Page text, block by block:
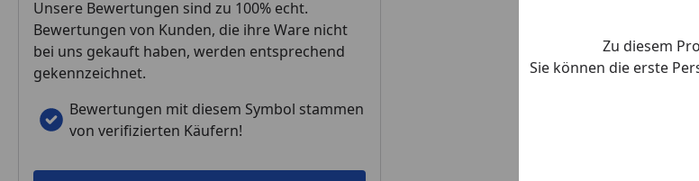
Unsere Bewertungen sind zu 100% echt.
Bewertungen von Kunden, die ihre Ware nicht
bei uns gekauft haben, werden entsprechend
gekennzeichnet.
Bewertungen mit diesem Symbol stammen
von verifizierten Käufern!
Zu diesem
Sie können die erste